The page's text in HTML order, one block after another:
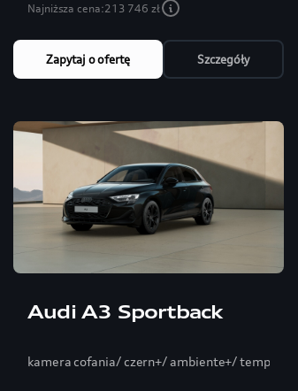
Najniższa cena:213 746 zł
Zapytaj o ofertę Szczegóły
Audi A3 Sportback
kamera cofania/ czern+/ ambiente+/